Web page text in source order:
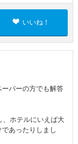
いいね！
パーの方でも解答
、ホテルにいえば大
あったりしまし